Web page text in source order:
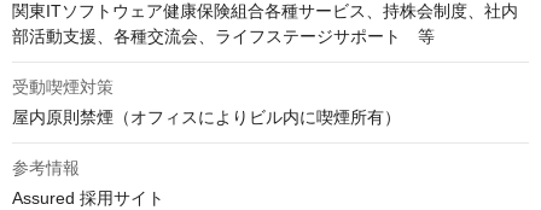
関東ITソフトウェア健康保険組合各種サービス、持株会制度、社内
部活動支援、各種交流会、ライフステージサポート　等
受動喫煙対策
屋内原則禁煙（オフィスによりビル内に喫煙所有）
参考情報
Assured 採用サイト